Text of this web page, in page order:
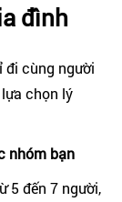
đình
đi cùng người
chọn lý
nhóm bạn
5 đến 7 người,